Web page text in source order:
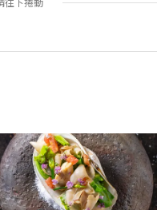
用錢輾壓罪犯的陳利手回